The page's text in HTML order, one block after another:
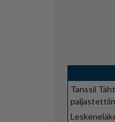
Tanssii